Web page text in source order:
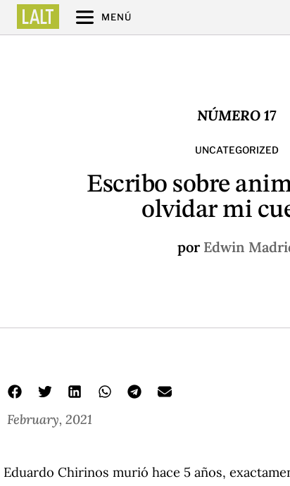
MENÚ
NÚMERO 17
UNCATEGORIZED
Escribo sobre
olvidar mi
por Edwin
February, 2021
Eduardo Chirinos murió hace 5 años,